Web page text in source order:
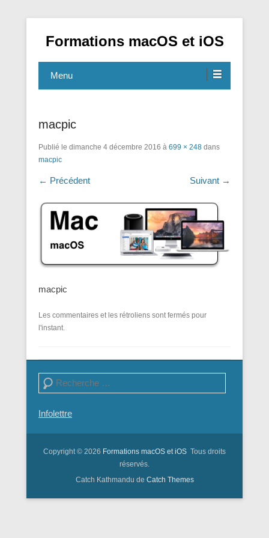
Formations macOS et iOS
Menu
macpic
Publié le dimanche 4 décembre 2016 à 699 × 248 dans
macpic
← Précédent Suivant →
macpic
Les commentaires et les rétroliens sont fermés pour
l'instant.
Recherche
Infolettre
Copyright © 2026 Formations macOS et iOS Tous droits
réservés.
Catch Kathmandu de Catch Themes